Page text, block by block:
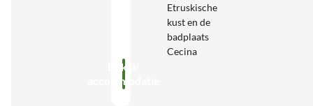
Etruskische
kust en de
badplaats
Cecina
Bekijk
accommodatie